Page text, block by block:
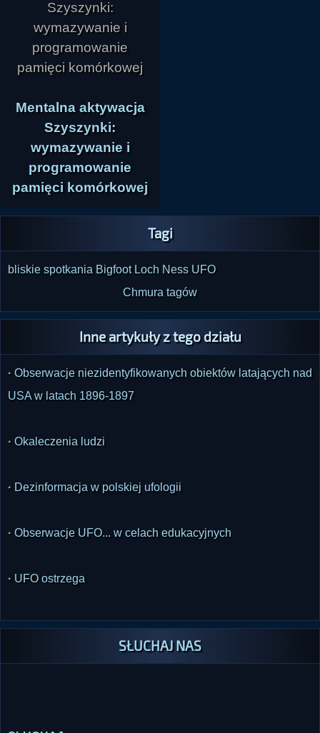
Mentalna aktywacja
Szyszynki:
wymazywanie i
programowanie
pamięci komórkowej
Tagi
bliskie spotkania Bigfoot Loch Ness UFO
Chmura tagów
Inne artykuły z tego działu
· Obserwacje niezidentyfikowanych obiektów latających nad
USA w latach 1896-1897
· Okaleczenia ludzi
· Dezinformacja w polskiej ufologii
· Obserwacje UFO... w celach edukacyjnych
· UFO ostrzega
SŁUCHAJ NAS